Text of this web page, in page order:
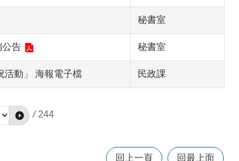
秘書室
公告 秘書室
活動」 海報電子檔 民政課
/ 244
回上一頁 回最上面